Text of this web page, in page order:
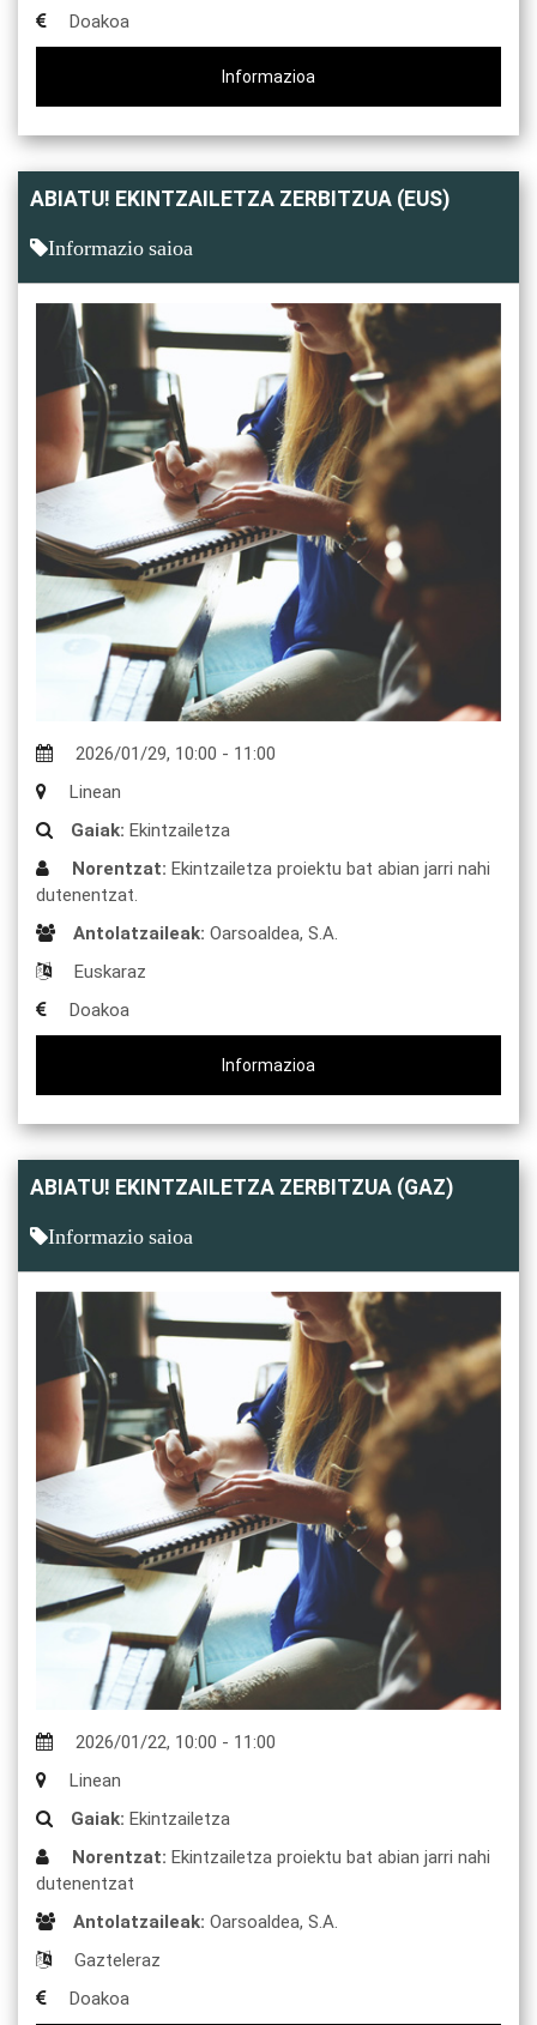
Doakoa
Informazioa
ABIATU! EKINTZAILETZA ZERBITZUA (EUS)
Informazio saioa
2026/01/29, 10:00 - 11:00
Linean
Gaiak: Ekintzailetza
Norentzat: Ekintzailetza proiektu bat abian jarri nahi
dutenentzat.
Antolatzaileak: Oarsoaldea, S.A.
Euskaraz
Doakoa
Informazioa
ABIATU! EKINTZAILETZA ZERBITZUA (GAZ)
Informazio saioa
2026/01/22, 10:00 - 11:00
Linean
Gaiak: Ekintzailetza
Norentzat: Ekintzailetza proiektu bat abian jarri nahi
dutenentzat
Antolatzaileak: Oarsoaldea, S.A.
Gazteleraz
Doakoa